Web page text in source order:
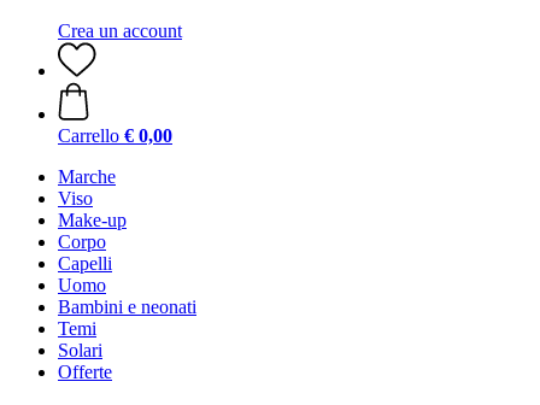
Crea un account
Carrello € 0,00
Marche
Viso
Make-up
Corpo
Capelli
Uomo
Bambini e neonati
Temi
Solari
Offerte